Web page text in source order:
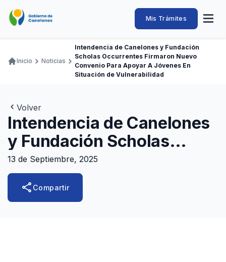
contenido
Intendencia
de
Canelones
Abrir
Navegación
Mis Trámites
Transparencia
Adquisiciones
Canelones Te Escucha
Teléfonos
Ruta
Inicio Noticias
Intendencia de Canelones y Fundación
Scholas Occurrentes Firmaron Nuevo
Convenio Para Apoyar A Jóvenes En
Situación de Vulnerabilidad
Volver
Intendencia de Canelones
y Fundación Scholas
Occurrentes firmaron
nuevo convenio para
apoyar a jóvenes en
13 de Septiembre, 2025
share Compartir